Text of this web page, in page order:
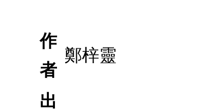
作
者
鄭梓靈
出